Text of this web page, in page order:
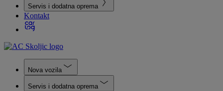
Servis i dodatna oprema
Kontakt
Nova vozila
Servis i dodatna oprema